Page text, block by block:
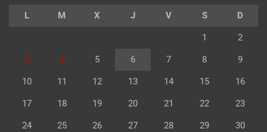
L M X J V S D
1 2
3 4 5 6 7 8 9
10 11 12 13 14 15 16
17 18 19 20 21 22 23
24 25 26 27 28 29 30